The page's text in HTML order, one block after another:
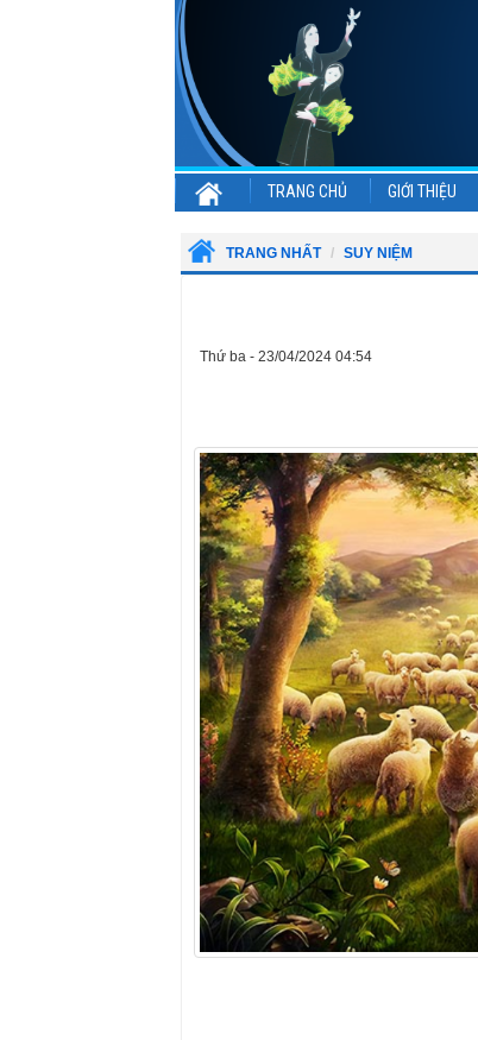
TRANG CHỦ GIỚI THIỆU
TRANG NHẤT SUY NIỆM
Thứ ba - 23/04/2024 04:54